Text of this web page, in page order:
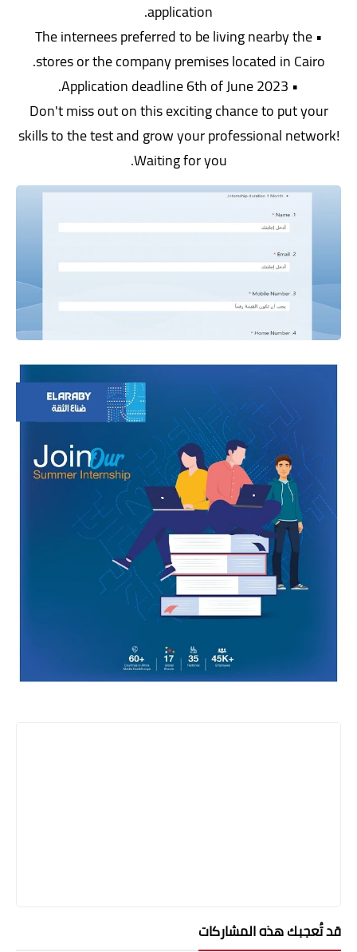
application.
• The internees preferred to be living nearby the
stores or the company premises located in Cairo.
• Application deadline 6th of June 2023.
Don't miss out on this exciting chance to put your
skills to the test and grow your professional network!
Waiting for you.
قد تُعجبك هذه المشاركات